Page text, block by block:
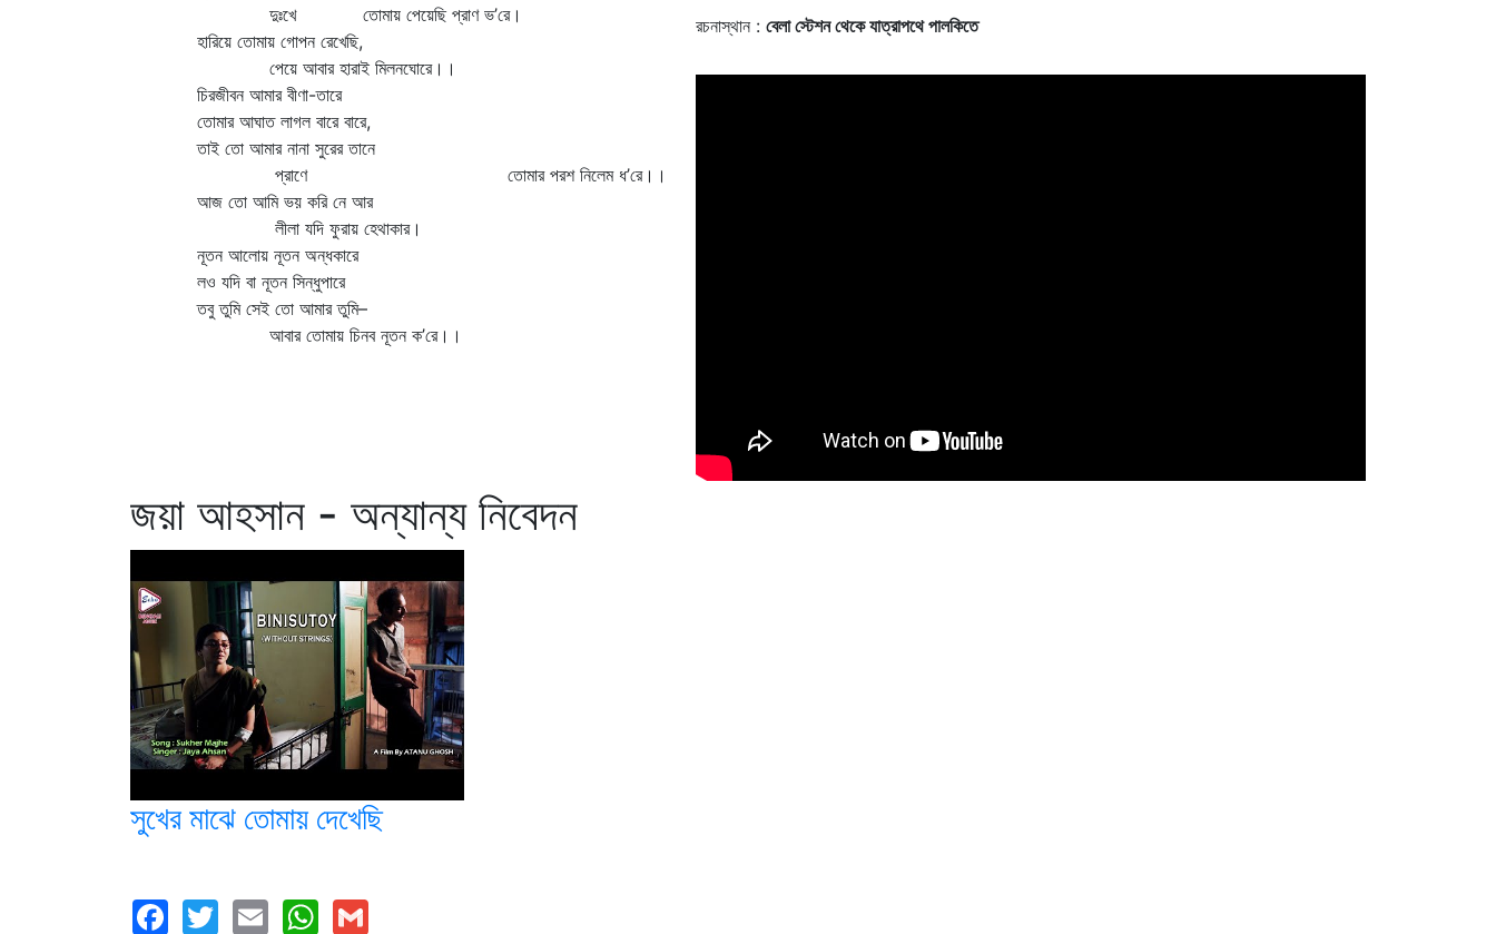
দুঃখে তোমায় পেয়েছি প্রাণ ভ’রে।
হারিয়ে তোমায় গোপন রেখেছি,
পেয়ে আবার হারাই মিলনঘোরে।।
চিরজীবন আমার বীণা-তারে
তোমার আঘাত লাগল বারে বারে,
তাই তো আমার নানা সুরের তানে
প্রাণে তোমার পরশ নিলেম ধ’রে।।
আজ তো আমি ভয় করি নে আর
লীলা যদি ফুরায় হেথাকার।
নূতন আলোয় নূতন অন্ধকারে
লও যদি বা নূতন সিন্ধুপারে
তবু তুমি সেই তো আমার তুমি–
আবার তোমায় চিনব নূতন ক’রে।।
রচনাস্থান : বেলা স্টেশন থেকে যাত্রাপথে পালকিতে
জয়া আহসান - অন্যান্য নিবেদন
সুখের মাঝে তোমায় দেখেছি